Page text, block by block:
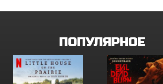
ПОПУЛЯРНОЕ